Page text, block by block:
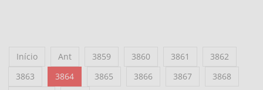
Início Ant 3859 3860 3861
3862
3863
3864 3865 3866 3867
3868